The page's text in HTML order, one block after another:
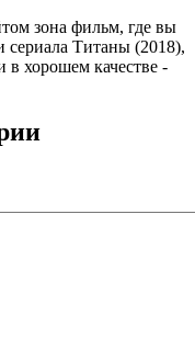
зона фильм, где вы
сериала Титаны (2018),
в хорошем качестве -